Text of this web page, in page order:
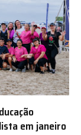
em janeiro